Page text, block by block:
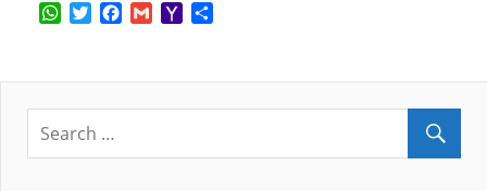
WhatsApp
TwitterFacebook
GmailYahoo